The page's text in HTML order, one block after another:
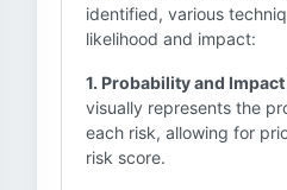
identified, various
likelihood and impact:
1. Probability and
visually represents the
each risk, allowing for
risk score.